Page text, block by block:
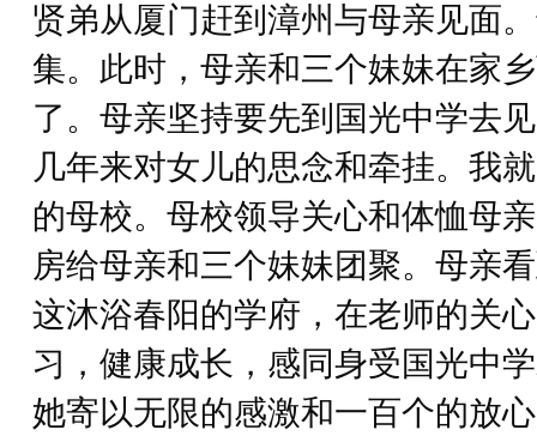
贤弟从厦门赶到漳州与母亲见面
集。此时，母亲和三个妹妹在家
了。母亲坚持要先到国光中学去
几年来对女儿的思念和牵挂。我
的母校。母校领导关心和体恤母
房给母亲和三个妹妹团聚。母亲
这沐浴春阳的学府，在老师的关
习，健康成长，感同身受国光中
她寄以无限的感激和一百个的放